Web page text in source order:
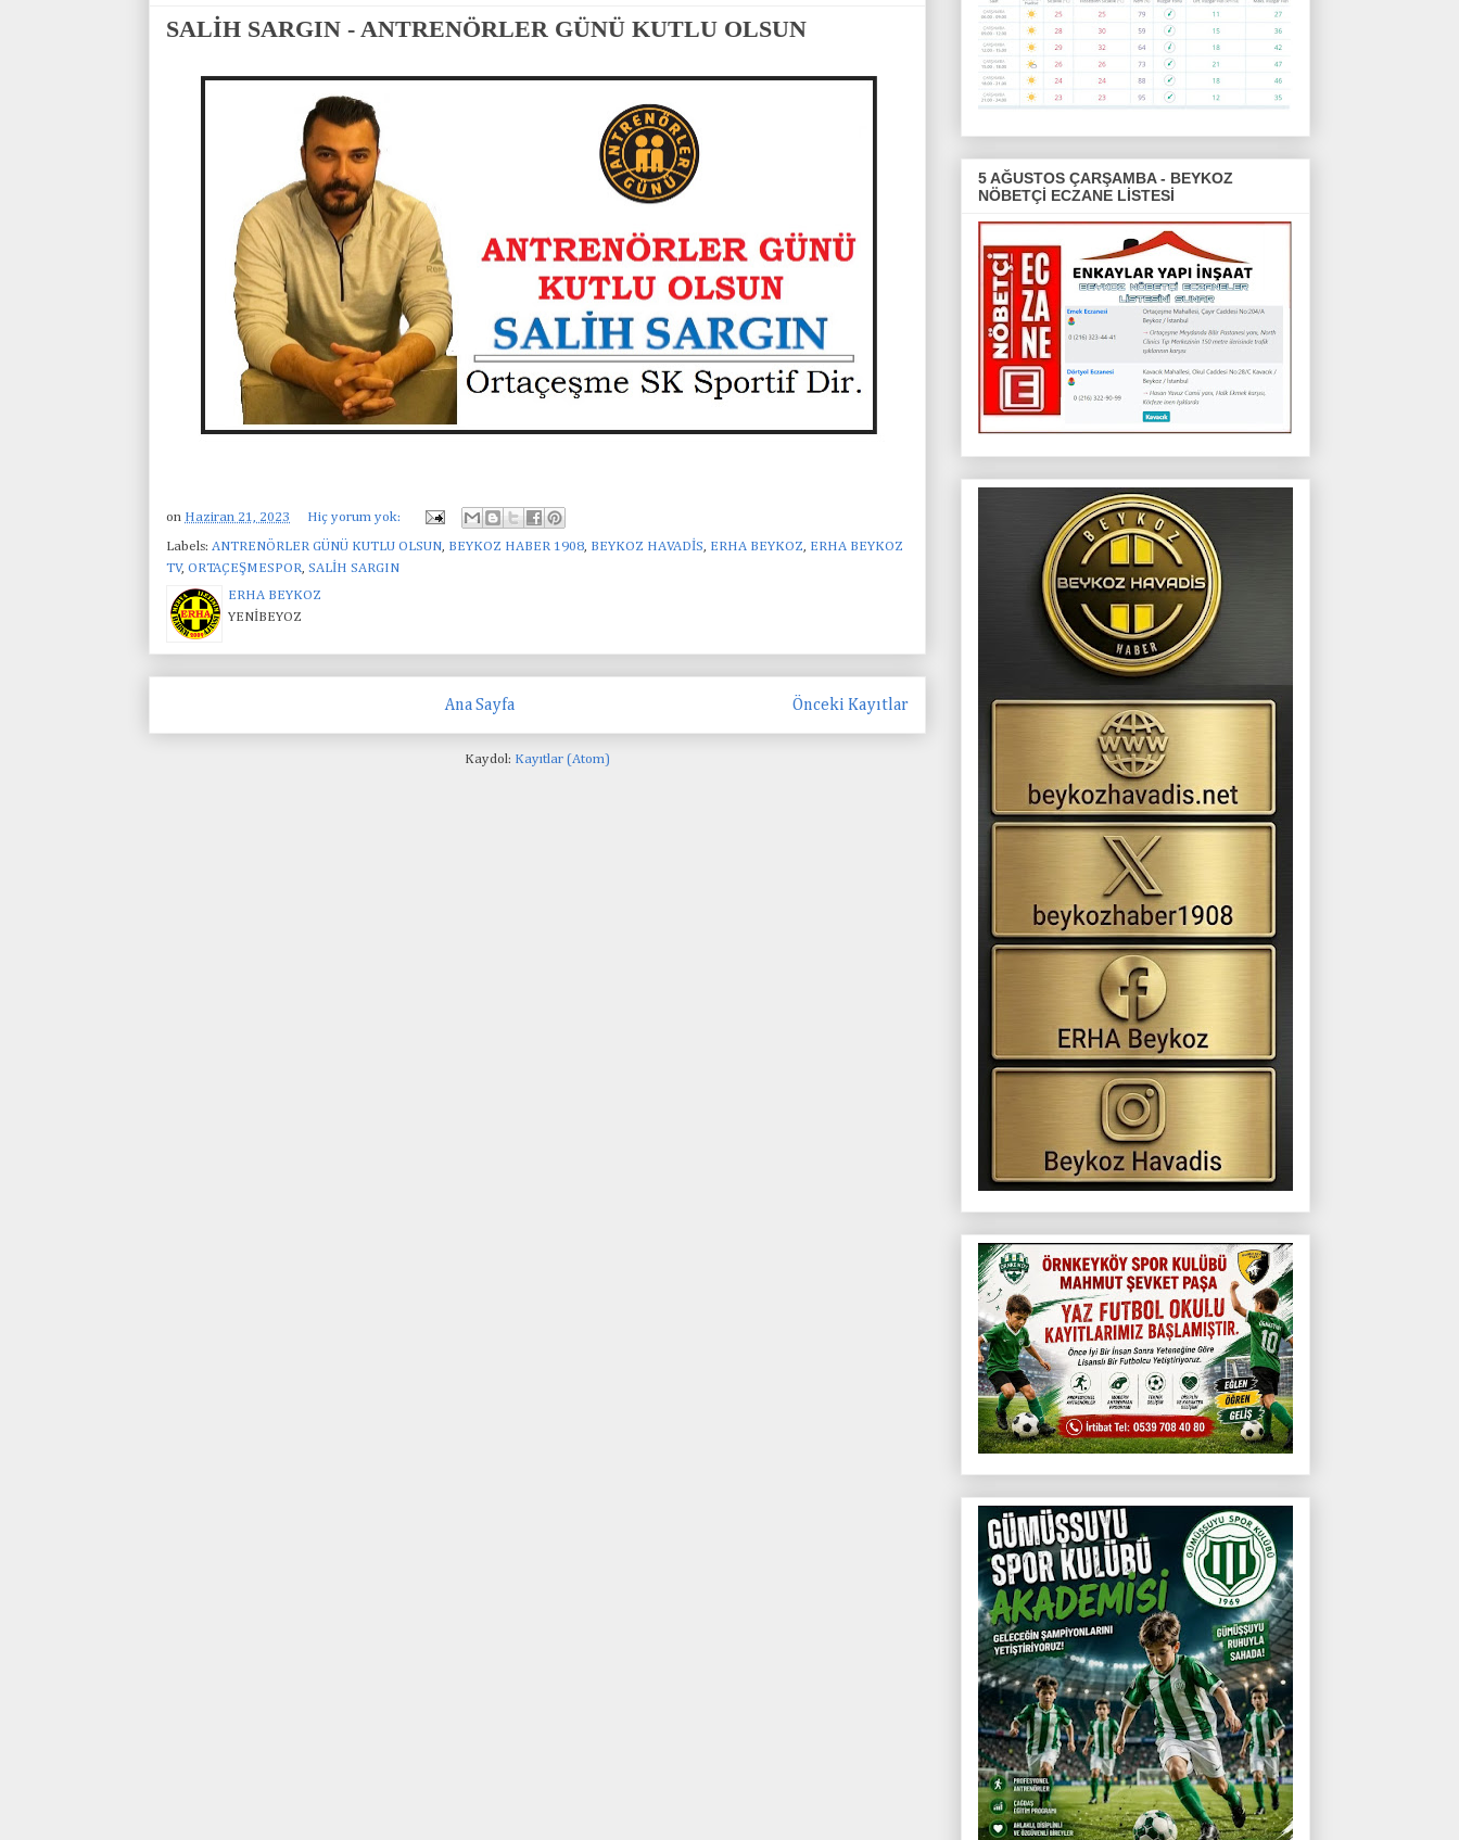
SALİH SARGIN - ANTRENÖRLER GÜNÜ KUTLU OLSUN
on Haziran 21, 2023 Hiç yorum yok:
Labels: ANTRENÖRLER GÜNÜ KUTLU OLSUN BEYKOZ HABER 1908 BEYKOZ HAVADİS ERHA BEYKOZ
ERHA BEYKOZ
TV, ORTAÇEŞMESPOR SALİH SARGIN
ERHA BEYKOZ
YENİBEYOZ
Önceki Kayıtlar
Ana Sayfa
Kaydol: Kayıtlar (Atom)
5 AĞUSTOS ÇARŞAMBA - BEYKOZ
NÖBETÇİ ECZANE LİSTESİ